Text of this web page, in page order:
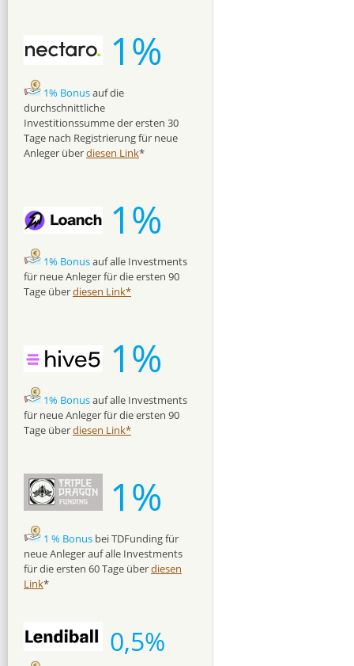
1%
1% Bonusauf die
durchschnittliche
Investitionssumme der ersten 30
Tage nach Registrierung für neue
Anleger überdiesen Link*
1%
1% Bonusauf alle Investments
für neue Anleger für die ersten 90
Tage überdiesen Link*
1%
1% Bonusauf alle Investments
für neue Anleger für die ersten 90
Tage überdiesen Link*
1%
1 % Bonus bei TDFunding für
neue Anleger auf alle Investments
für die ersten 60 Tage überdiesen
Link*
0,5%